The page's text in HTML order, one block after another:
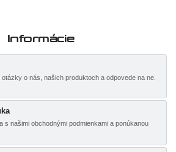
Informácie
otázky o nás, našich produktoch a odpovede na ne.
s našimi obchodnými podmienkami a ponúkanou